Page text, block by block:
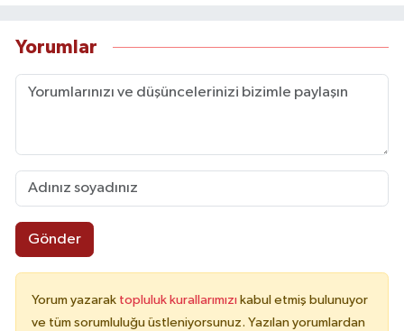
Yorumlar
Gönder
Yorum yazarak topluluk kurallarımızı kabul etmiş bulunuyor
ve tüm sorumluluğu üstleniyorsunuz. Yazılan yorumlardan